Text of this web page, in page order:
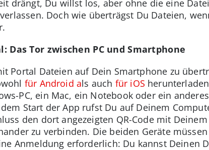
drängt, Du willst los, aber ohne die eine
Doch wie überträgst Du Dateien,
Das Tor zwischen PC und Smartphone
Portal Dateien auf Dein Smartphone zu
für Android als auch für iOS
PC, ein Mac, ein Notebook oder ein
Start der App rufst Du auf Deinem
den dort angezeigten QR-Code mit
zu verbinden. Die beiden Geräte
Anmeldung erforderlich: Du kannst Deinen